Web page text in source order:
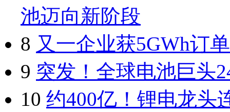
池迈向新阶段
8 又一企业获5GWh订
9 突发！全球电池巨头
10 约400亿！锂电龙头